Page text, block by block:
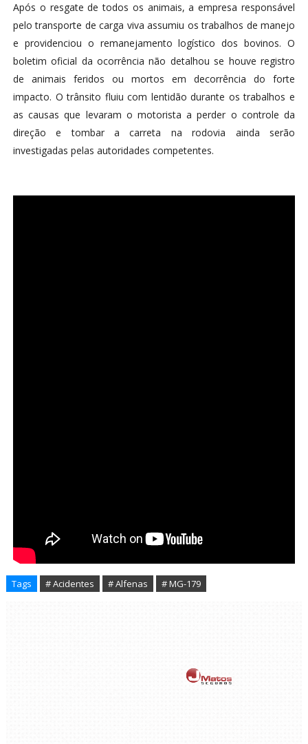
Após o resgate de todos os animais, a empresa responsável
pelo transporte de carga viva assumiu os trabalhos de manejo
e providenciou o remanejamento logístico dos bovinos. O
boletim oficial da ocorrência não detalhou se houve registro
de animais feridos ou mortos em decorrência do forte
impacto. O trânsito fluiu com lentidão durante os trabalhos e
as causas que levaram o motorista a perder o controle da
direção e tombar a carreta na rodovia ainda serão
investigadas pelas autoridades competentes.
Tags # Acidentes # Alfenas # MG-179